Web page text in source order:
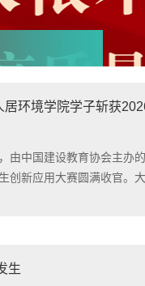
居环境学院学子斩获
孪生创新应用大赛15项
由中国建设教育协会主办
创新应用大赛圆满收官。
、市政道桥、绿色低碳智
术的创新应用能力。...
生